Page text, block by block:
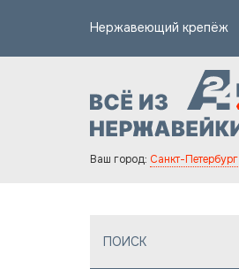
Нержавеющий крепёж
Ваш город: Санкт-Петербург